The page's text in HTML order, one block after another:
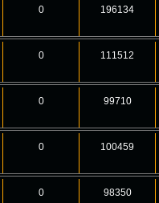
0 196134
0 111512
0 99710
0 100459
0 98350